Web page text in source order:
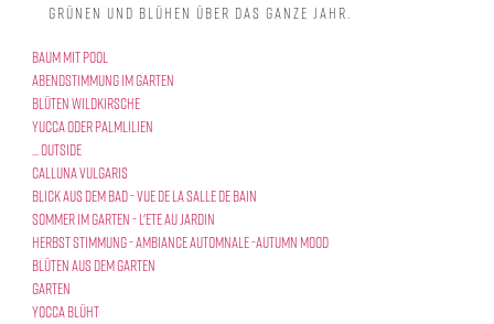
Baum mit Pool
Abendstimmung im Garten
Blüten Wildkirsche
Yucca oder Palmlilien
... outside
Calluna Vulgaris
Blick aus dem Bad - Vue de la salle de bain
Sommer im garten - L'ete au jardin
Herbst Stimmung - Ambiance automnale -Autumn mood
Blüten aus dem Garten
Garten
Yocca blüht
grünen und blühen über das ganze Jahr.